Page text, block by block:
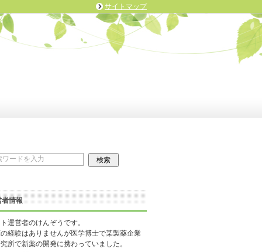
者情報
運営者のけんぞうです。
経験はありませんが医学博士で某製薬企業
所で新薬の開発に携わっていました。
サイトマップ